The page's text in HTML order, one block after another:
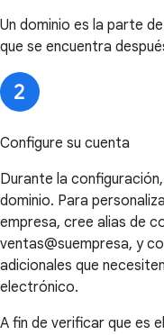
Un dominio es la parte
que se encuentra
Configure su cuenta
Durante la
dominio. Para
empresa, cree alias de
ventas@suempresa, y
adicionales que
electrónico.
A fin de verificar que es